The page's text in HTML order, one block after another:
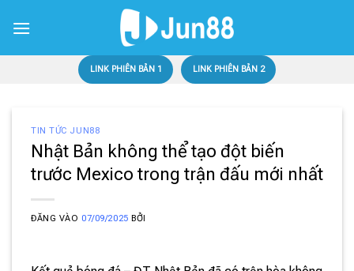
qua
LINK PHIÊN BẢN 1 LINK PHIÊN BẢN 2
TIN TỨC JUN88
Nhật Bản không thể tạo đột biến
trước Mexico trong trận đấu mới nhất
ĐĂNG VÀO 07/09/2025 BỞI